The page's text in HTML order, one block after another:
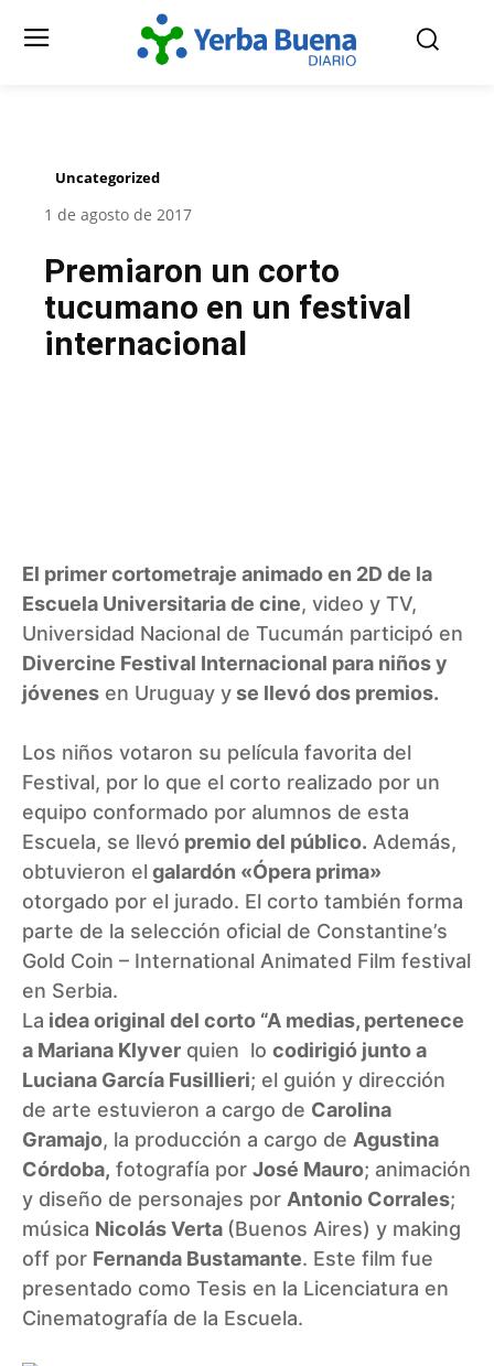
Uncategorized
1 de agosto de 2017
Premiaron un corto
tucumano en un festival
internacional
El primer cortometraje animado en 2D de la
Escuela Universitaria de cine, video y TV,
Universidad Nacional de Tucumán participó en
Divercine Festival Internacional para niños y
jóvenes en Uruguay yse llevó dos premios.
Los niños votaron su película favorita del
Festival, por lo que el corto realizado por un
equipo conformado por alumnos de esta
Escuela, se llevó premio del público. Además,
obtuvieron elgalardón «Ópera prima»
otorgado por el jurado. El corto también forma
parte de la selección oficial de Constantine’s
Gold Coin – International Animated Film festival
en Serbia.
La idea original del corto “A medias, pertenece
a Mariana Klyver quien lo codirigió junto a
Luciana García Fusillieri; el guión y dirección
de arte estuvieron a cargo de Carolina
Gramajo, la producción a cargo de Agustina
Córdoba, fotografía por José Mauro; animación
y diseño de personajes por Antonio Corrales;
música Nicolás Verta (Buenos Aires) y making
off por Fernanda Bustamante. Este film fue
presentado como Tesis en la Licenciatura en
Cinematografía de la Escuela.